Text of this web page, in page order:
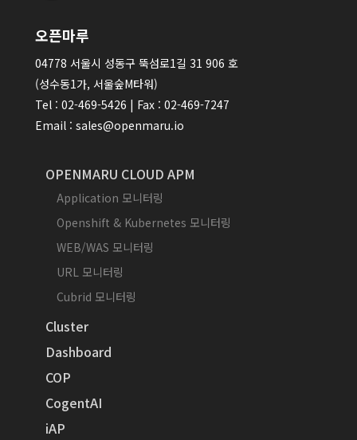
오픈마루
04778 서울시 성동구 뚝섬로1길 31 906 호
(성수동1가, 서울숲M타워)
Tel : 02-469-5426 | Fax : 02-469-7247
Email : sales@openmaru.io
OPENMARU CLOUD APM
Application 모니터링
Openshift & Kubernetes 모니터링
WEB/WAS 모니터링
URL 모니터링
Cubrid 모니터링
Cluster
Dashboard
COP
CogentAI
iAP